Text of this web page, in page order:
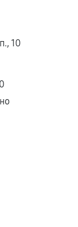
10